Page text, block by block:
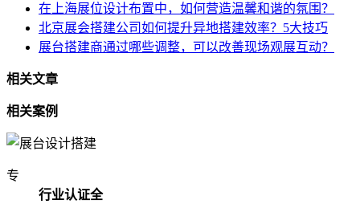
在上海展位设计布置中，如何营造温馨和谐的氛围？
北京展会搭建公司如何提升异地搭建效率？5大技巧
展台搭建商通过哪些调整，可以改善现场观展互动？
相关文章
相关案例
专
行业认证全